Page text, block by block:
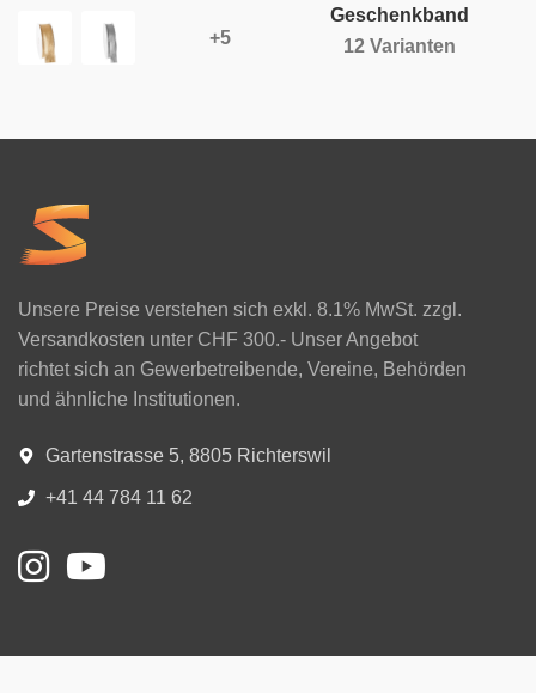
Geschenkband
12 Varianten
Unsere Preise verstehen sich exkl. 8.1% MwSt. zzgl.
Versandkosten unter CHF 300.- Unser Angebot
richtet sich an Gewerbetreibende, Vereine, Behörden
und ähnliche Institutionen.
Gartenstrasse 5, 8805 Richterswil
+41 44 784 11 62